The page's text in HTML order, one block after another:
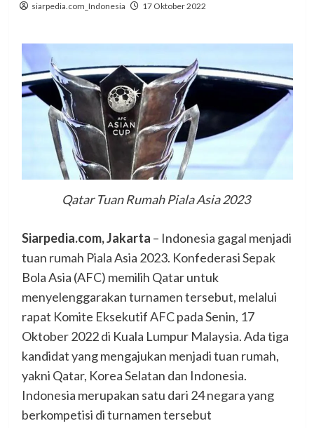
siarpedia.com_Indonesia 17 Oktober 2022
Qatar Tuan Rumah Piala Asia 2023
Siarpedia.com, Jakarta – Indonesia gagal menjadi
tuan rumah Piala Asia 2023. Konfederasi Sepak
Bola Asia (AFC) memilih Qatar untuk
menyelenggarakan turnamen tersebut, melalui
rapat Komite Eksekutif AFC pada Senin, 17
Oktober 2022 di Kuala Lumpur Malaysia. Ada tiga
kandidat yang mengajukan menjadi tuan rumah,
yakni Qatar, Korea Selatan dan Indonesia.
Indonesia merupakan satu dari 24 negara yang
berkompetisi di turnamen tersebut